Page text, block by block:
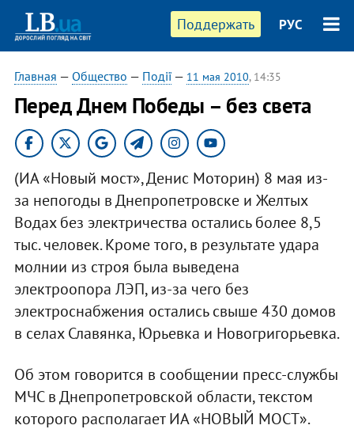
Поддержать РУС
Главная — Общество — Події— 11 мая 2010, 14:35
Перед Днем Победы – без света
(ИА «Новый мост», Денис Моторин) 8 мая из-
за непогоды в Днепропетровске и Желтых
Водах без электричества остались более 8,5
тыс. человек. Кроме того, в результате удара
молнии из строя была выведена
электроопора ЛЭП, из-за чего без
электроснабжения остались свыше 430 домов
в селах Славянка, Юрьевка и Новогригорьевка.
Об этом говорится в сообщении пресс-службы
МЧС в Днепропетровской области, текстом
которого располагает ИА «НОВЫЙ МОСТ».